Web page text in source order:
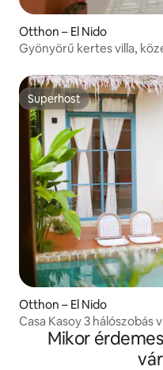
Otthon – El Nido
Gyönyörű kertes villa,
Superhost
Superhost
Otthon – El Nido
Casa Kasoy 3 hálószobás
Mikor